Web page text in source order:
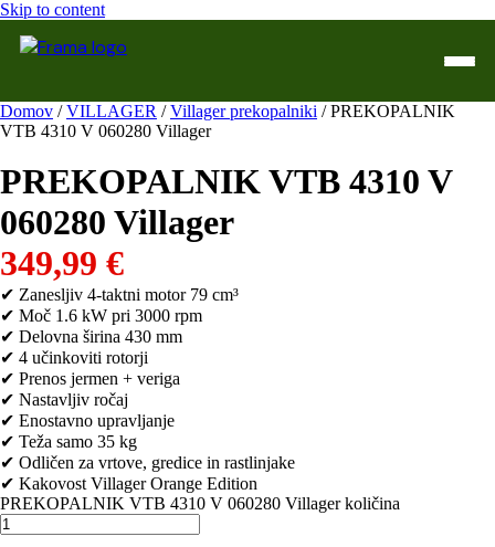
Skip to content
Domov
Trgovina
WTL Varilne naprave
Kontakt
Servis
Domov /VILLAGER /Villager prekopalniki / PREKOPALNIK
VTB 4310 V 060280 Villager
PREKOPALNIK VTB 4310 V
060280 Villager
349,99 €
✔ Zanesljiv 4-taktni motor 79 cm³
✔ Moč 1.6 kW pri 3000 rpm
✔ Delovna širina 430 mm
✔ 4 učinkoviti rotorji
✔ Prenos jermen + veriga
✔ Nastavljiv ročaj
✔ Enostavno upravljanje
✔ Teža samo 35 kg
✔ Odličen za vrtove, gredice in rastlinjake
✔ Kakovost Villager Orange Edition
PREKOPALNIK VTB 4310 V 060280 Villager količina